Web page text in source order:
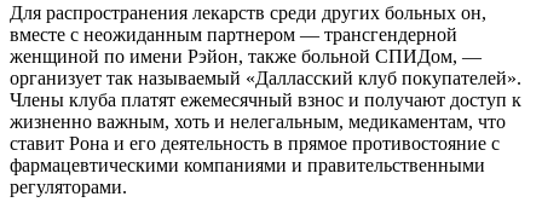
Для распространения лекарств среди других больных он,
вместе с неожиданным партнером — трансгендерной
женщиной по имени Рэйон, также больной СПИДом, —
организует так называемый «Далласский клуб покупателей».
Члены клуба платят ежемесячный взнос и получают доступ к
жизненно важным, хоть и нелегальным, медикаментам, что
ставит Рона и его деятельность в прямое противостояние с
фармацевтическими компаниями и правительственными
регуляторами.